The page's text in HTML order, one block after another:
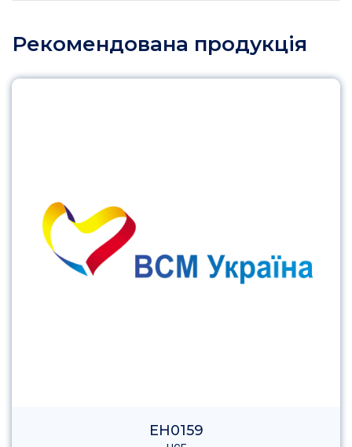
Рекомендована продукція
EH0159